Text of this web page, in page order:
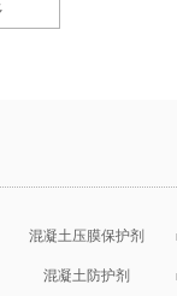
混凝土压膜保护剂
混凝土防护剂